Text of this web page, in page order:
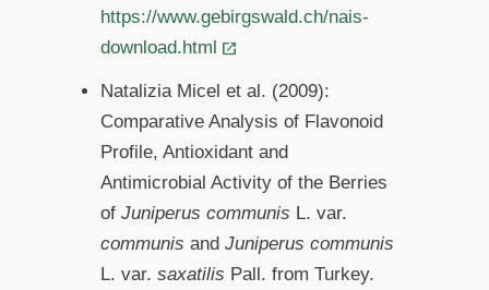
https://www.gebirgswald.ch/nais-
download.html
Natalizia Micel et al. (2009):
Comparative Analysis of Flavonoid
Profile, Antioxidant and
Antimicrobial Activity of the Berries
ofJuniperus communis L. var.
communis andJuniperus communis
L. var.saxatilis Pall. from Turkey.